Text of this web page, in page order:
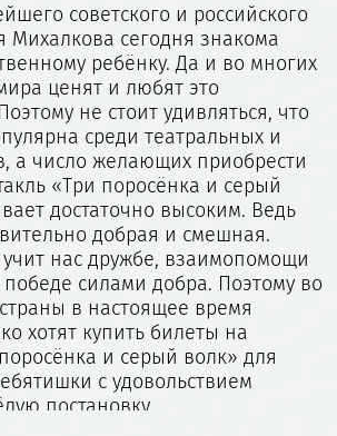
советского и российского
Михалкова сегодня знакома
ребёнку. Да и во многих
ценят и любят это
не стоит удивляться, что
среди театральных и
а число желающих приобрести
«Три поросёнка и серый
достаточно высоким. Ведь
добрая и смешная.
нас дружбе, взаимопомощи
силами добра. Поэтому во
в настоящее время
хотят купить билеты на
и серый волк» для
с удовольствием
постановку.